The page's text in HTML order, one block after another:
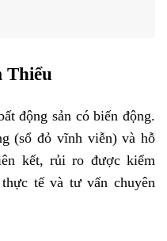
Thiểu
động sản có biến động.
(sổ đỏ vĩnh viễn) và hỗ
kết, rủi ro được kiểm
tế và tư vấn chuyên